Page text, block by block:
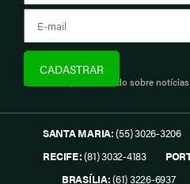
Assine e fique informado sobre
SANTA MARIA:(55) 3026-3206
RECIFE:(81) 3032-4183
BRASÍLIA:(61) 3226-6937